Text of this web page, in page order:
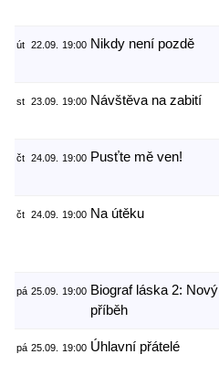
út 22.09. 19:00 Nikdy není pozdě
st 23.09. 19:00 Návštěva na zabití
čt 24.09. 19:00 Pusťte mě ven!
čt 24.09. 19:00 Na útěku
pá 25.09. 19:00 Biograf láska 2: Nový
příběh
pá 25.09. 19:00 Úhlavní přátelé